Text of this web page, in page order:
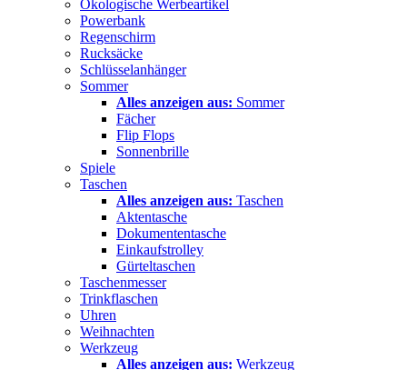
Ökologische Werbeartikel
Powerbank
Regenschirm
Rucksäcke
Schlüsselanhänger
Sommer
Alles anzeigen aus: Sommer
Fächer
Flip Flops
Sonnenbrille
Spiele
Taschen
Alles anzeigen aus: Taschen
Aktentasche
Dokumententasche
Einkaufstrolley
Gürteltaschen
Taschenmesser
Trinkflaschen
Uhren
Weihnachten
Werkzeug
Alles anzeigen aus: Werkzeug